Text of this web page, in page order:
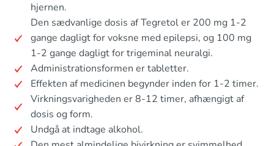
hjernen.
Den sædvanlige dosis af Tegretol er 200 mg 1-2
gange dagligt for voksne med epilepsi, og 100 mg
1-2 gange dagligt for trigeminal neuralgi.
Administrationsformen er tabletter.
Effekten af medicinen begynder inden for 1-2 timer.
Virkningsvarigheden er 8-12 timer, afhængigt af
dosis og form.
Undgå at indtage alkohol.